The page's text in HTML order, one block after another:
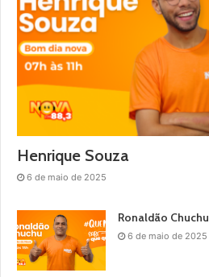
Henrique Souza
6 de maio de 2025
Ronaldão Chuchu
6 de maio de 2025